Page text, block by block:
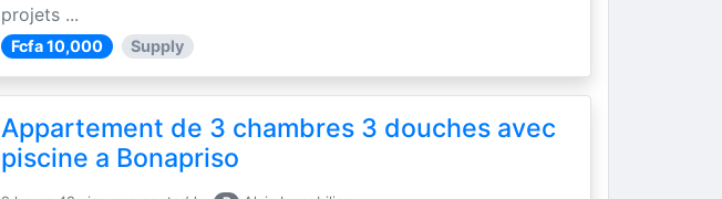
projets ...
Fcfa 10,000 Supply
Appartement de 3 chambres 3 douches avec
piscine a Bonapriso